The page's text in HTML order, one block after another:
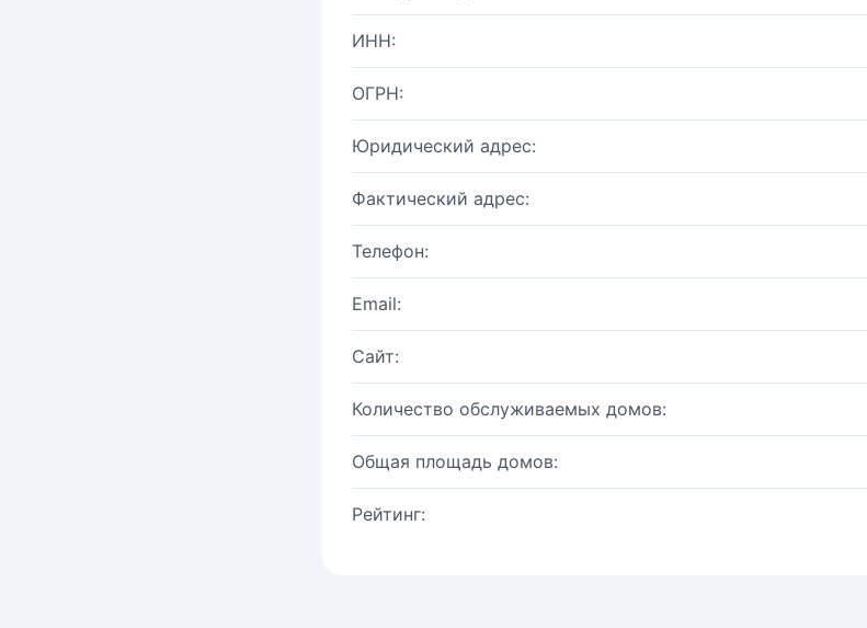
ИНН:
ОГРН:
Юридический адрес:
Фактический адрес:
Телефон:
Email:
Сайт:
Количество обслуживаемых домов:
Общая площадь домов:
Рейтинг: